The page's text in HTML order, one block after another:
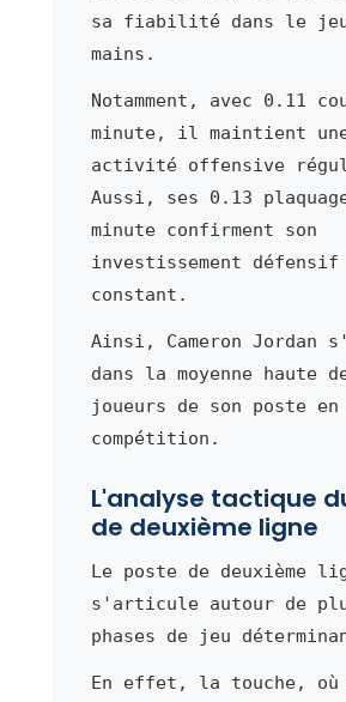
sa fiabilité dans le
mains.
Notamment, avec 0.11
minute, il maintient
activité offensive
Aussi, ses 0.13
minute confirment son
investissement défensif
constant.
Ainsi, Cameron Jordan
dans la moyenne haute
joueurs de son poste en
compétition.
L'analyse tactique
de deuxième ligne
Le poste de deuxième
s'articule autour de
phases de jeu
En effet, la touche,